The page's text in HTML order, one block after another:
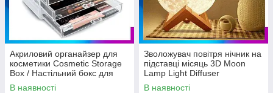
Акриловий органайзер для
косметики Cosmetic Storage
Box / Настільний бокс для
косметики
В наявності
Зволожувач повітря нічник на
підставці місяць 3D Moon
Lamp Light Diffuser
140*140*160 мм
В наявності